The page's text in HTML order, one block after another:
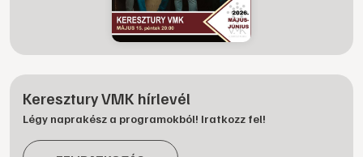
Keresztury VMK hírlevél
Légy naprakész a programokból! Iratkozz fel!